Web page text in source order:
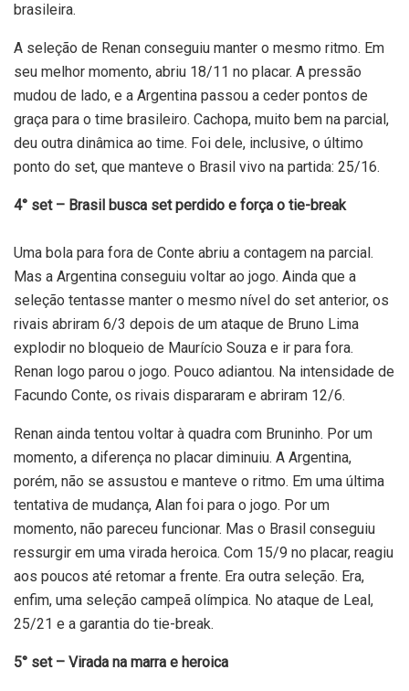
brasileira.
A seleção de Renan conseguiu manter o mesmo ritmo. Em
seu melhor momento, abriu 18/11 no placar. A pressão
mudou de lado, e a Argentina passou a ceder pontos de
graça para o time brasileiro. Cachopa, muito bem na parcial,
deu outra dinâmica ao time. Foi dele, inclusive, o último
ponto do set, que manteve o Brasil vivo na partida: 25/16.
4° set – Brasil busca set perdido e força o tie-break
Uma bola para fora de Conte abriu a contagem na parcial.
Mas a Argentina conseguiu voltar ao jogo. Ainda que a
seleção tentasse manter o mesmo nível do set anterior, os
rivais abriram 6/3 depois de um ataque de Bruno Lima
explodir no bloqueio de Maurício Souza e ir para fora.
Renan logo parou o jogo. Pouco adiantou. Na intensidade de
Facundo Conte, os rivais dispararam e abriram 12/6.
Renan ainda tentou voltar à quadra com Bruninho. Por um
momento, a diferença no placar diminuiu. A Argentina,
porém, não se assustou e manteve o ritmo. Em uma última
tentativa de mudança, Alan foi para o jogo. Por um
momento, não pareceu funcionar. Mas o Brasil conseguiu
ressurgir em uma virada heroica. Com 15/9 no placar, reagiu
aos poucos até retomar a frente. Era outra seleção. Era,
enfim, uma seleção campeã olímpica. No ataque de Leal,
25/21 e a garantia do tie-break.
5° set – Virada na marra e heroica